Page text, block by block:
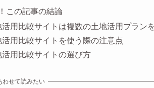
この記事の結論
活用比較サイトは複数の土地活用プラン
活用比較サイトを使う際の注意点
活用比較サイトの選び方
わせて読みたい